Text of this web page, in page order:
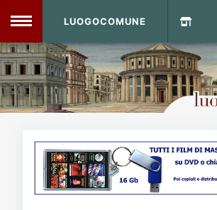
MENU
Home
DVD Shop
Sito
LUOGOCOMUNE